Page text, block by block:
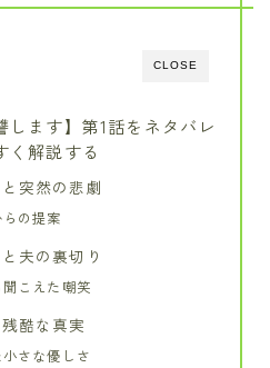
CLOSE
します】第1話をネタバレ
く解説する
突然の悲劇
の提案
夫の裏切り
こえた嘲笑
酷な真実
さな優しさ